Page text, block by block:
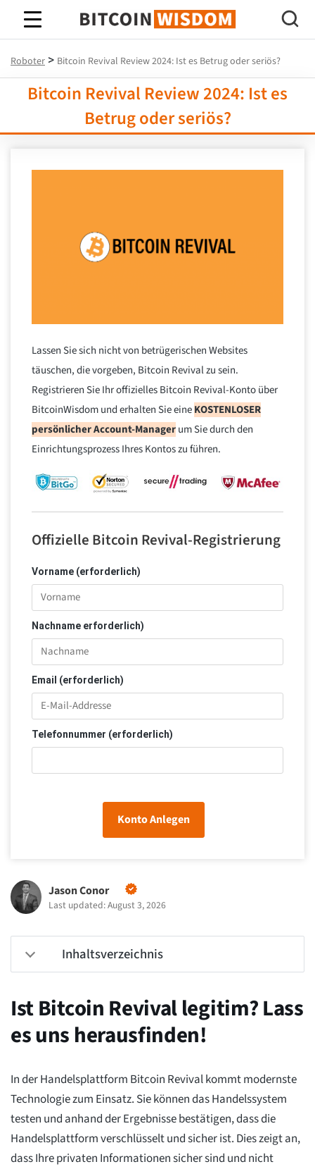
Bitcoin-Weisheit
Roboter > Bitcoin Revival Review 2024: Ist es Betrug oder seriös?
Bitcoin Revival Review 2024: Ist es
Betrug oder seriös?
Lassen Sie sich nicht von betrügerischen Websites
täuschen, die vorgeben, Bitcoin Revival zu sein.
Registrieren Sie Ihr offizielles Bitcoin Revival-Konto über
BitcoinWisdom und erhalten Sie eineKOSTENLOSER
persönlicher Account-Managerum Sie durch den
Einrichtungsprozess Ihres Kontos zu führen.
Offizielle Bitcoin Revival-Registrierung
Vorname (erforderlich)
Nachname erforderlich)
Email (erforderlich)
Telefonnummer (erforderlich)
Konto Anlegen
Jason Conor
Last updated: August 3, 2026
Inhaltsverzeichnis
Ist Bitcoin Revival legitim? Lass
es uns herausfinden!
In der Handelsplattform Bitcoin Revival kommt modernste
Technologie zum Einsatz. Sie können das Handelssystem
testen und anhand der Ergebnisse bestätigen, dass die
Handelsplattform verschlüsselt und sicher ist. Dies zeigt an,
dass Ihre privaten Informationen sicher sind und nicht